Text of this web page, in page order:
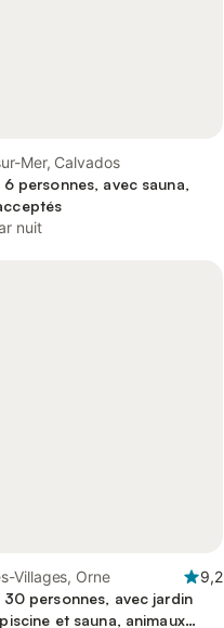
Mer, Calvados
personnes, avec sauna,
nuit
Villages, Orne
9,2
personnes, avec jardin
et sauna, animaux